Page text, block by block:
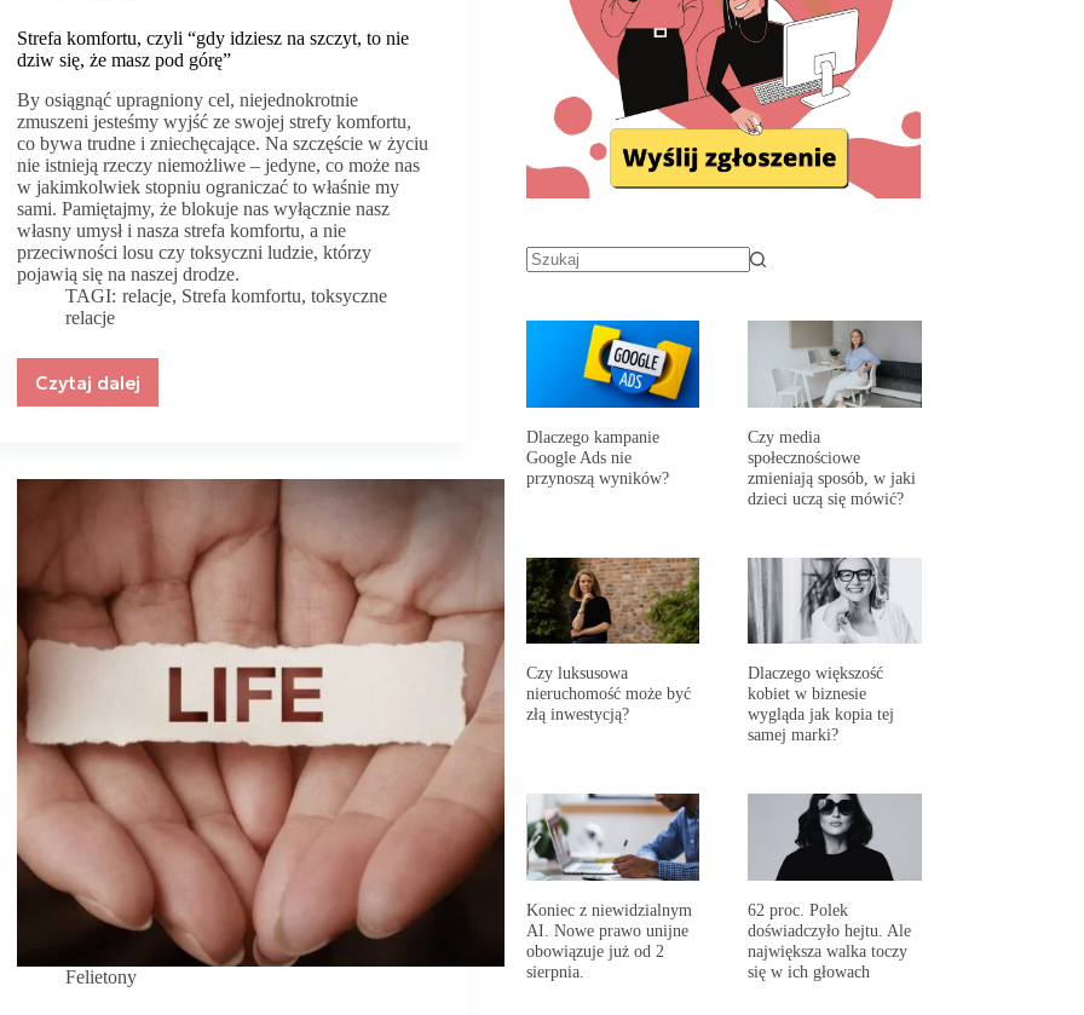
Strefa komfortu, czyli “gdy idziesz na szczyt, to nie
dziw się, że masz pod górę”
By osiągnąć upragniony cel, niejednokrotnie
zmuszeni jesteśmy wyjść ze swojej strefy komfortu,
co bywa trudne i zniechęcające. Na szczęście w życiu
nie istnieją rzeczy niemożliwe – jedyne, co może nas
w jakimkolwiek stopniu ograniczać to właśnie my
sami. Pamiętajmy, że blokuje nas wyłącznie nasz
własny umysł i nasza strefa komfortu, a nie
przeciwności losu czy toksyczni ludzie, którzy
pojawią się na naszej drodze.
TAGI: relacje, Strefa komfortu, toksyczne
relacje
Czytaj dalej
Strefa
idziesz
dziw
się,
że
Felietony
Dlaczego kampanie
Google Ads nie
przynoszą wyników?
Czy media
społecznościowe
zmieniają sposób, w jaki
dzieci uczą się mówić?
Czy luksusowa
nieruchomość może być
złą inwestycją?
Dlaczego większość
kobiet w biznesie
wygląda jak kopia tej
samej marki?
Koniec z niewidzialnym
AI. Nowe prawo unijne
obowiązuje już od 2
sierpnia.
62 proc. Polek
doświadczyło hejtu. Ale
największa walka toczy
się w ich głowach